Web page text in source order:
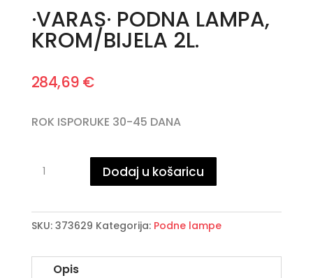
·VARAS· PODNA LAMPA,
KROM/BIJELA 2L.
284,69 €
ROK ISPORUKE 30-45 DANA
PODNA
KROM/BIJELA
količina
Dodaj u košaricu
SKU: 373629 Kategorija: Podne lampe
Opis